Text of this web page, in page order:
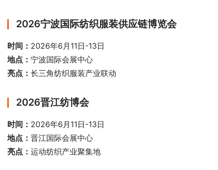
2026宁波国际纺织服装供应链博览会
时间： 2026年6月11日-13日
地点： 宁波国际会展中心
亮点： 长三角纺织服装产业联动
2026晋江纺博会
时间： 2026年6月11日-13日
地点： 晋江国际会展中心
亮点： 运动纺织产业聚集地